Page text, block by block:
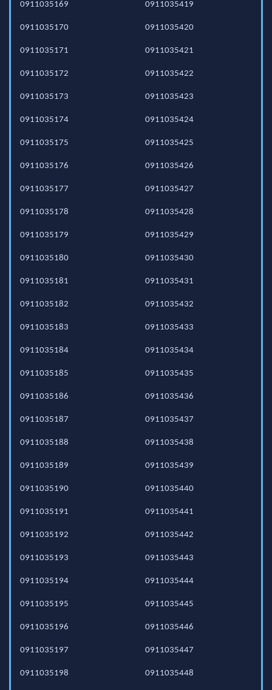
0911035169
0911035170
0911035171
0911035172
0911035173
0911035174
0911035175
0911035176
0911035177
0911035178
0911035179
0911035180
0911035181
0911035182
0911035183
0911035184
0911035185
0911035186
0911035187
0911035188
0911035189
0911035190
0911035191
0911035192
0911035193
0911035194
0911035195
0911035196
0911035197
0911035198
0911035419
0911035420
0911035421
0911035422
0911035423
0911035424
0911035425
0911035426
0911035427
0911035428
0911035429
0911035430
0911035431
0911035432
0911035433
0911035434
0911035435
0911035436
0911035437
0911035438
0911035439
0911035440
0911035441
0911035442
0911035443
0911035444
0911035445
0911035446
0911035447
0911035448